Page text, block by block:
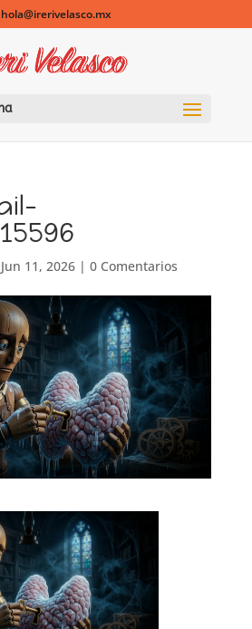
hola@irerivelasco.mx
Jun 11, 2026| 0 Comentarios